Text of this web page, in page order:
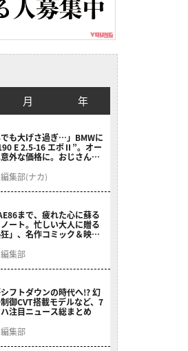
月 年
でも大げさ過ぎ…」BMWに
E 2.5-16 エボⅡ”。オー
外な価格に。おじさん達
集部(ナカ)
まで、疲れた心に蘇る
ート。忙しい大人に贈る
狂」、名作コミック＆映画
集部
フトダウンの時代へ!? 幻
御CVT搭載モデルなど、7
注目ニュース総まとめ
集部